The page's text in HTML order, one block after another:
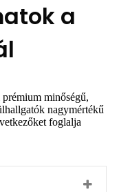
a
minőségű,
nagymértékű
foglalja